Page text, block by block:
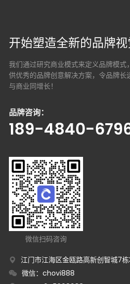
开始塑造全新的品牌
我们通过研究商业模式来定义品牌模式
供优秀的品牌创意解决方案， 令品牌长
与商业同增长！
品牌咨询：
189-4840-
微信扫码咨询
江门市江海区金瓯路高新创智城7
微信：chovi888